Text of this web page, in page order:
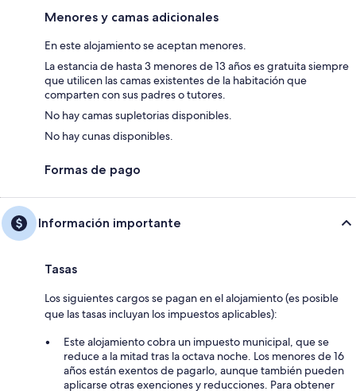
Menores y camas adicionales
En este alojamiento se aceptan menores.
La estancia de hasta 3 menores de 13 años es gratuita siempre
que utilicen las camas existentes de la habitación que
comparten con sus padres o tutores.
No hay camas supletorias disponibles.
No hay cunas disponibles.
Formas de pago
Información importante
Tasas
Los siguientes cargos se pagan en el alojamiento (es posible
que las tasas incluyan los impuestos aplicables):
Este alojamiento cobra un impuesto municipal, que se
reduce a la mitad tras la octava noche. Los menores de 16
años están exentos de pagarlo, aunque también pueden
aplicarse otras exenciones y reducciones. Para obtener